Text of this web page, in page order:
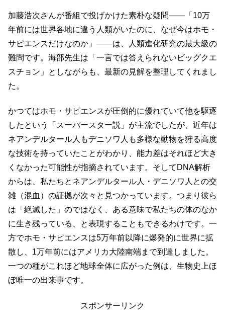
加藤浩次さんが番組で投げかけた素朴な疑問――「10万
年前には世界各地に違う人類がいたのに、なぜ今はホモ・
サピエンスだけなのか」――は、人類進化研究の最大級の
難問です。海部先生は「一言では答えられないビッグクエ
スチョン」としながらも、最新の見解を整理してくれまし
た。
かつてはホモ・サピエンスが圧倒的に優れていて他を駆逐
したという「スーパースター説」が主流でしたが、近年は
ネアンデルタール人もデニソワ人も多様な動物を狩る高度
な技術を持っていたことがわかり、能力差はそれほど大き
くなかった可能性が指摘されています。そしてDNA解析
からは、私たちとネアンデルタール人・デニソワ人との交
雑（混血）の証拠が次々と見つかっています。つまり彼ら
は「絶滅した」のではなく、ある意味で私たちの体のなか
に生き残っている、と表現することもできるわけです。一
方でホモ・サピエンスは5万年前以降に爆発的に世界に拡
散し、1万年前にはアメリカ大陸南端まで到達しました。
一つの種がこれほど地球全体に広がった例は、生物史上ほ
ぼ唯一の出来事です。
スポンサーリンク